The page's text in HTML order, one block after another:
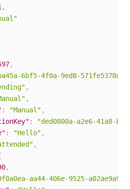
,
,
6bf5-4f0a-9ed8-
,
,
: "Manual" ,
:
"ded0800a-a2e6-41a8-
: "Hello" ,
,
,
aa44-406e-9525-